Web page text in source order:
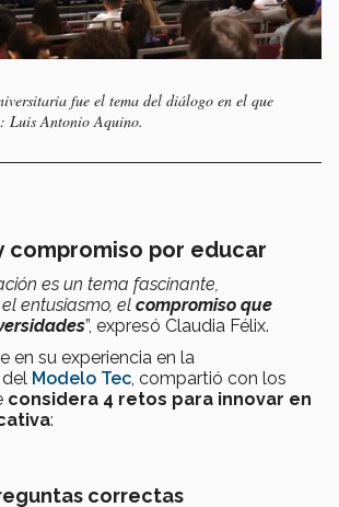
fue el tema del diálogo en el que
Luis Antonio Aquino.
compromiso por educar
es un tema fascinante,
entusiasmo, el compromiso que
”, expresó Claudia Félix.
en su experiencia en la
Modelo Tec, compartió con los
considera 4 retos para innovar en
:
correctas